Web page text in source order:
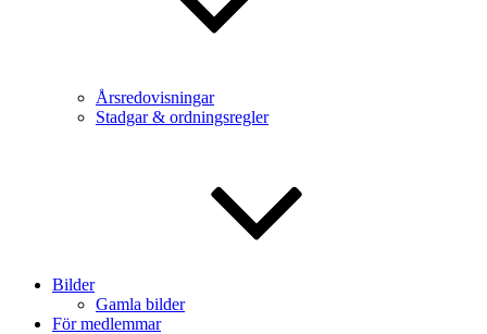
Årsredovisningar
Stadgar & ordningsregler
Bilder
Gamla bilder
För medlemmar